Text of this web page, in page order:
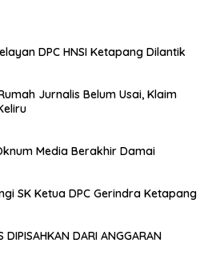
DPC HNSI Ketapang Dilantik
Jurnalis Belum Usai, Klaim
Media Berakhir Damai
SK Ketua DPC Gerindra Ketapang
DIPISAHKAN DARI ANGGARAN